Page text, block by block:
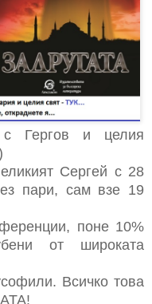
Гергов и целия
Сергей с 28
пари, сам взе 19
поне 10%
от широката
Всичко това